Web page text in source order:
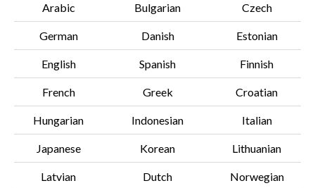
檔案資訊
免責聲明
Arabic Bulgarian Czech
German Danish Estonian
English Spanish Finnish
French Greek Croatian
Hungarian Indonesian Italian
Japanese Korean Lithuanian
Latvian Dutch Norwegian